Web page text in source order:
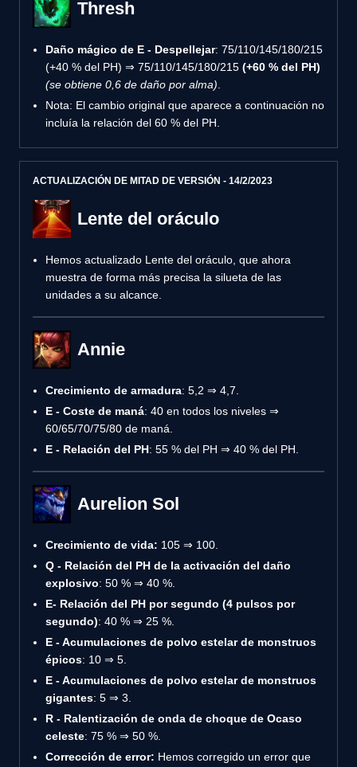
Thresh
Daño mágico de E - Despellejar: 75/110/145/180/215
(+40 % del PH) ⇒ 75/110/145/180/215 (+60 % del PH)
(se obtiene 0,6 de daño por alma)
Nota: El cambio original que aparece a continuación no
incluía la relación del 60 % del PH.
ACTUALIZACIÓN DE MITAD DE VERSIÓN - 14/2/2023
Lente del oráculo
Hemos actualizado Lente del oráculo, que ahora
muestra de forma más precisa la silueta de las
unidades a su alcance.
Annie
Crecimiento de armadura: 5,2 ⇒ 4,7.
E - Coste de maná: 40 en todos los niveles ⇒
60/65/70/75/80 de maná.
E - Relación del PH: 55 % del PH ⇒ 40 % del PH.
Aurelion Sol
Crecimiento de vida: 105 ⇒ 100.
Q - Relación del PH de la activación del daño
explosivo: 50 % ⇒ 40 %.
E- Relación del PH por segundo (4 pulsos por
segundo): 40 % ⇒ 25 %.
E - Acumulaciones de polvo estelar de monstruos
épicos: 10 ⇒ 5.
E - Acumulaciones de polvo estelar de monstruos
gigantes: 5 ⇒ 3.
R - Ralentización de onda de choque de Ocaso
celeste: 75 % ⇒ 50 %.
Corrección de error: Hemos corregido un error que